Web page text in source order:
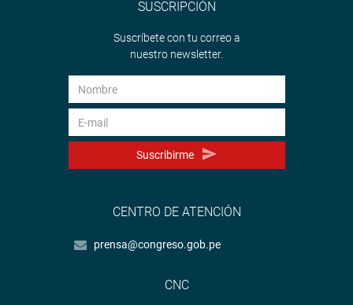
SUSCRIPCIÓN
Suscríbete con tu correo a
nuestro newsletter.
Suscribirme
CENTRO DE ATENCIÓN
prensa@congreso.gob.pe
CNC